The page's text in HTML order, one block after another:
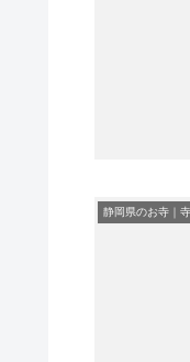
静岡県のお寺｜